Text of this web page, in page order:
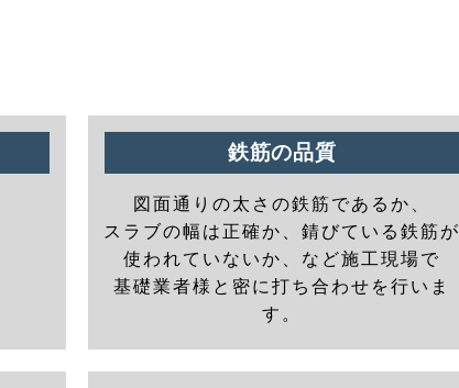
鉄筋の品質
図面通りの太さの鉄筋であるか、
スラブの幅は正確か、錆びている鉄筋が
使われていないか、など施工現場で
基礎業者様と密に打ち合わせを行いま
す。